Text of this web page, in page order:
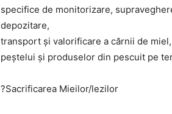
specifice de monitorizare,
depozitare,
transport și valorificare a cărnii de
peștelui și produselor din pescuit pe
?Sacrificarea Mieilor/lezilor